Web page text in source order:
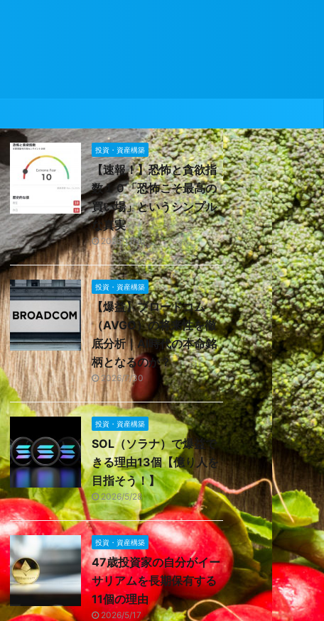
投資・資産構築
【速報！】恐怖と貪欲指
数１０「恐怖こそ最高の
買い場」というシンプル
な真実
2025/11/16
投資・資産構築
【爆益】ブロードコム
（AVGO）の将来性を徹
底分析｜AI時代の本命銘
柄となるのか？
2026/7/30
投資・資産構築
SOL（ソラナ）で爆益で
きる理由13個【億り人を
目指そう！】
2026/5/28
投資・資産構築
47歳投資家の自分がイー
サリアムを長期保有する
11個の理由
2026/5/17